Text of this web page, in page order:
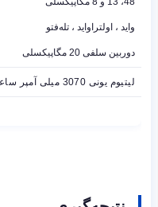
واید ، اولتراواید ، تله‌فتو
دوربین سلفی 20 مگاپیکسلی
لیتیوم یونی 3070 میلی آمپر ساعت